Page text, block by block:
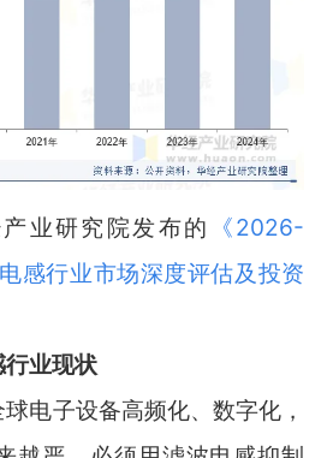
业研究院发布的 《2026-
感行业市场深度评估及投资
业现状
电子设备高频化、数字化，